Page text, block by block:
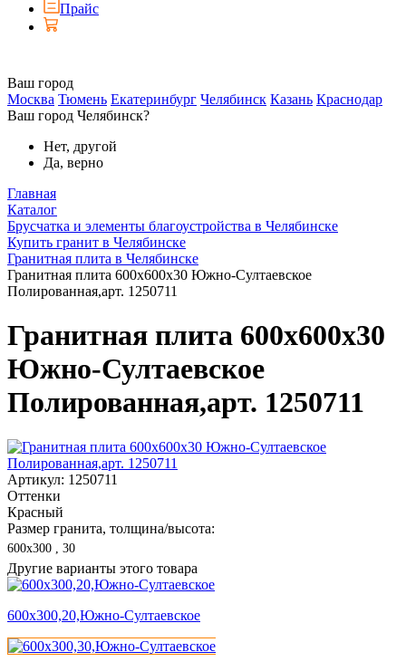
Прайс
Ваш город
Москва Тюмень Екатеринбург Челябинск Казань Краснодар
Ваш город Челябинск?
Нет, другой
Да, верно
Главная
Каталог
Брусчатка и элементы благоустройства в Челябинске
Купить гранит в Челябинске
Гранитная плита в Челябинске
Гранитная плита 600х600x30 Южно-Султаевское
Полированная,арт. 1250711
Гранитная плита 600х600x30
Южно-Султаевское
Полированная,арт. 1250711
Артикул: 1250711
Оттенки
Красный
Размер гранита, толщина/высота:
600х300 , 30
Другие варианты этого товара
600х300,20,Южно-Султаевское